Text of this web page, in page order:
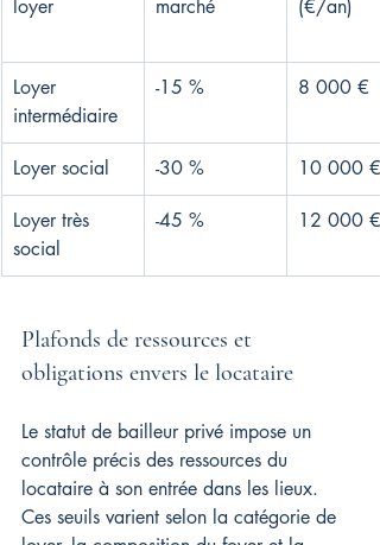
loyer
marché
(€/an)
Loyer
intermédiaire
-15 % 8 000 €
Loyer social -30 % 10 000 €
Loyer très
social
-45 % 12 000 €
Plafonds de ressources et
obligations envers le locataire
Le statut de bailleur privé impose un
contrôle précis des ressources du
locataire à son entrée dans les lieux.
Ces seuils varient selon la catégorie de